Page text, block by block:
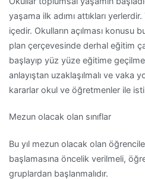
yaşama ilk adımı attıkları
içedir. Okulların açılması konusu
plan çerçevesinde derhal eğitim
başlayıp yüz yüze eğitime
anlayıştan uzaklaşılmalı ve vaka
kararlar okul ve öğretmenler ile
Mezun olacak olan sınıflar
Bu yıl mezun olacak olan
başlamasına öncelik verilmeli,
gruplardan başlanmalıdır.